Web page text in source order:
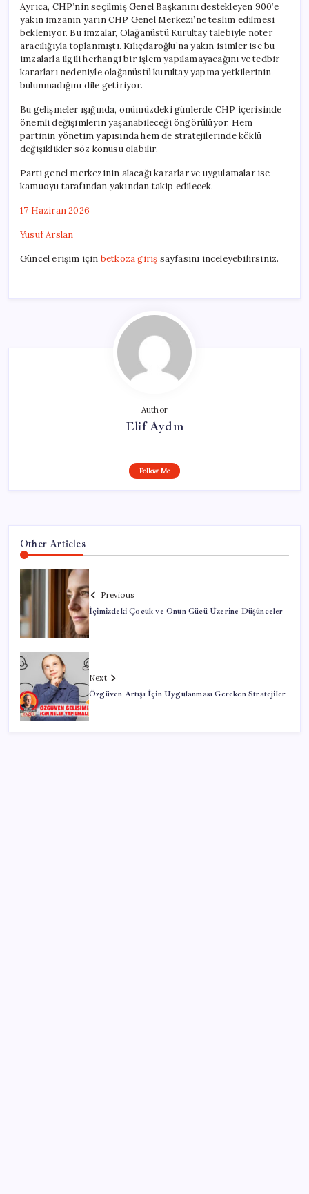
Ayrıca, CHP’nin seçilmiş Genel Başkanını destekleyen 900’e
yakın imzanın yarın CHP Genel Merkezi’ne teslim edilmesi
bekleniyor. Bu imzalar, Olağanüstü Kurultay talebiyle noter
aracılığıyla toplanmıştı. Kılıçdaroğlu’na yakın isimler ise bu
imzalarla ilgili herhangi bir işlem yapılamayacağını ve tedbir
kararları nedeniyle olağanüstü kurultay yapma yetkilerinin
bulunmadığını dile getiriyor.
Bu gelişmeler ışığında, önümüzdeki günlerde CHP içerisinde
önemli değişimlerin yaşanabileceği öngörülüyor. Hem
partinin yönetim yapısında hem de stratejilerinde köklü
değişiklikler söz konusu olabilir.
Parti genel merkezinin alacağı kararlar ve uygulamalar ise
kamuoyu tarafından yakından takip edilecek.
17 Haziran 2026
Yusuf Arslan
Güncel erişim için betkoza giriş sayfasını inceleyebilirsiniz.
Author
Elif Aydın
Follow Me
Other Articles
Previous
İçimizdeki Çocuk ve Onun Gücü Üzerine Düşünceler
Next
Özgüven Artışı İçin Uygulanması Gereken Stratejiler